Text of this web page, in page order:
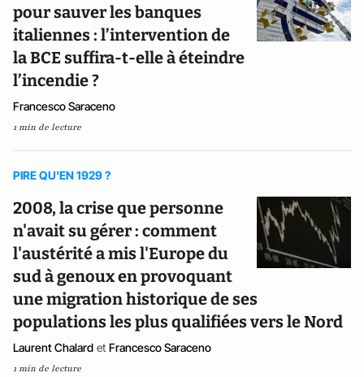
pour sauver les banques
italiennes : l’intervention de
la BCE suffira-t-elle à éteindre
l’incendie ?
Francesco Saraceno
1 min de lecture
PIRE QU'EN 1929 ?
2008, la crise que personne
n'avait su gérer : comment
l'austérité a mis l'Europe du
sud à genoux en provoquant
une migration historique de ses
populations les plus qualifiées vers le Nord
Laurent Chalard et Francesco Saraceno
1 min de lecture